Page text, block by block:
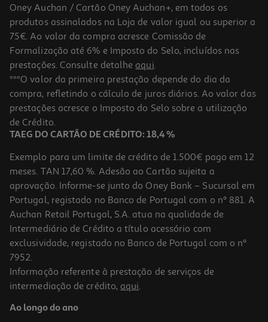
Oney Auchan / Cartão Oney Auchan+, em todos os
produtos assinalados na Loja de valor igual ou superior a
75€. Ao valor da compra acresce Comissão de
Formalização até 6% e Imposto do Selo, incluídos nas
prestações. Consulte detalhe aqui.
***O valor da primeira prestação depende do dia da
compra, refletindo o cálculo de juros diários. Ao valor das
prestações acresce o Imposto do Selo sobre a utilização
de Crédito.
TAEG DO CARTÃO DE CRÉDITO: 18,4 %
Exemplo para um limite de crédito de 1.500€ pago em 12
meses. TAN 17,60 %. Adesão ao Cartão sujeita a
aprovação. Informe-se junto do Oney Bank – Sucursal em
Portugal, registado no Banco de Portugal com o nº 881. A
Auchan Retail Portugal, S.A. atua na qualidade de
Intermediário de Crédito a título acessório com
exclusividade, registado no Banco de Portugal com o nº
7952.
Informação referente à prestação de serviços de
intermediação de crédito, aqui.
Ao longo do ano